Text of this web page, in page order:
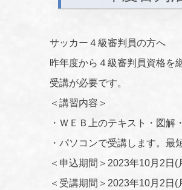
サッカー４級審判員の方へ
昨年度から４級審判員資格を
受講が必要です。
＜講習内容＞
・ＷＥＢ上のテキスト・図解
・パソコンで受講します。最
＜申込期間＞2023年10月2日
＜受講期間＞2023年10月2日